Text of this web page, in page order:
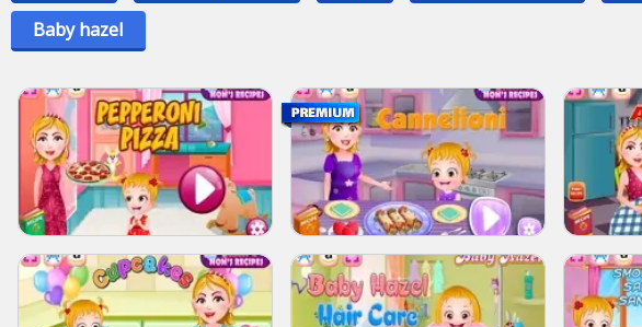
Baby hazel